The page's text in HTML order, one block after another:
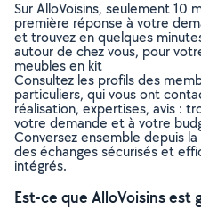
Sur AlloVoisins, seulement 10
première réponse à votre
et trouvez en quelques
autour de chez vous, pour
meubles en kit
Consultez les profils des
particuliers, qui vous ont
réalisation, expertises, avis :
votre demande et à votre
Conversez ensemble depuis
des échanges sécurisés et
intégrés.
Est-ce que AlloVoisins est